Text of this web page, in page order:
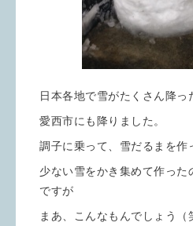
日本各地で雪がたくさん降っ
愛西市にも降りました。
調子に乗って、雪だるまを作
少ない雪をかき集めて作っ
ですが
まあ、こんなもんでしょう（